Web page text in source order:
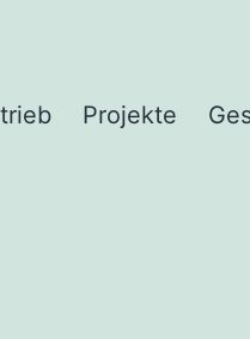
Projekte